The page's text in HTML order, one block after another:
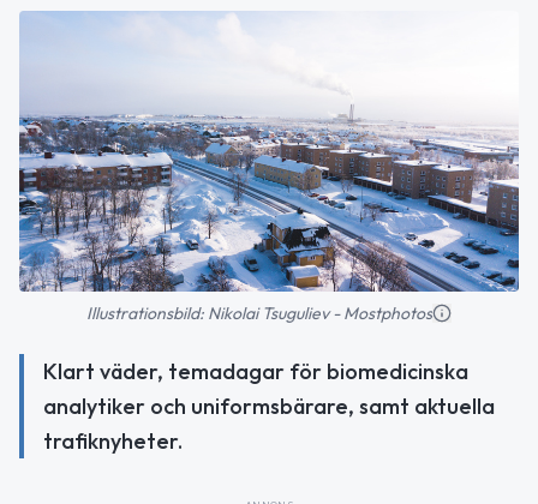
Illustrationsbild: Nikolai Tsuguliev - Mostphotos
Klart väder, temadagar för biomedicinska
analytiker och uniformsbärare, samt aktuella
trafiknyheter.